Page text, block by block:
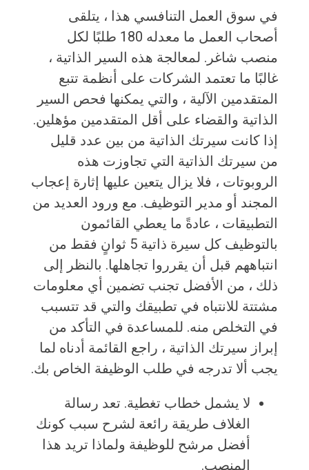
في سوق العمل التنافسي هذا ، يتلقى
أصحاب العمل ما معدله 180 طلبًا لكل
منصب شاغر. لمعالجة هذه السير الذاتية ،
غالبًا ما تعتمد الشركات على أنظمة تتبع
المتقدمين الآلية ، والتي يمكنها فحص السير
الذاتية والقضاء على أقل المتقدمين مؤهلين.
إذا كانت سيرتك الذاتية من بين عدد قليل
من سيرتك الذاتية التي تجاوزت هذه
الروبوتات ، فلا يزال يتعين عليها إثارة إعجاب
المجند أو مدير التوظيف. مع ورود العديد من
التطبيقات ، عادةً ما يعطي القائمون
بالتوظيف كل سيرة ذاتية 5 ثوانٍ فقط من
انتباههم قبل أن يقرروا تجاهلها. بالنظر إلى
ذلك ، من الأفضل تجنب تضمين أي معلومات
مشتتة للانتباه في تطبيقك والتي قد تتسبب
في التخلص منه. للمساعدة في التأكد من
إبراز سيرتك الذاتية ، راجع القائمة أدناه لما
يجب ألا تدرجه في طلب الوظيفة الخاص بك.
لا يشمل خطاب تغطية. تعد رسالة
الغلاف طريقة رائعة لشرح سبب كونك
أفضل مرشح للوظيفة ولماذا تريد هذا
المنصب.